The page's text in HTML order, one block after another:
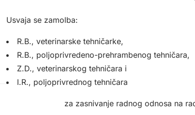
Usvaja se zamolba:
R.B., veterinarske tehničarke,
R.B., poljoprivredeno-prehrambenog tehničara,
Z.D., veterinarskog tehničara i
I.R., poljoprivrednog tehničara
za zasnivanje radnog odnosa na